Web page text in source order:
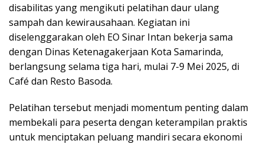
disabilitas yang mengikuti pelatihan daur ulang
sampah dan kewirausahaan. Kegiatan ini
diselenggarakan oleh EO Sinar Intan bekerja sama
dengan Dinas Ketenagakerjaan Kota Samarinda,
berlangsung selama tiga hari, mulai 7-9 Mei 2025, di
Café dan Resto Basoda.
Pelatihan tersebut menjadi momentum penting dalam
membekali para peserta dengan keterampilan praktis
untuk menciptakan peluang mandiri secara ekonomi